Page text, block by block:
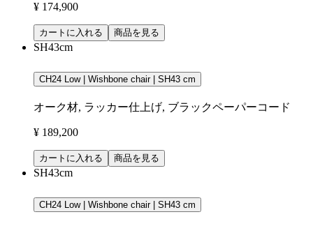
¥ 174,900
カートに入れる 商品を見る
SH43cm
CH24 Low | Wishbone chair | SH43 cm
オーク材, ラッカー仕上げ, ブラックペーパーコード
¥ 189,200
カートに入れる 商品を見る
SH43cm
CH24 Low | Wishbone chair | SH43 cm